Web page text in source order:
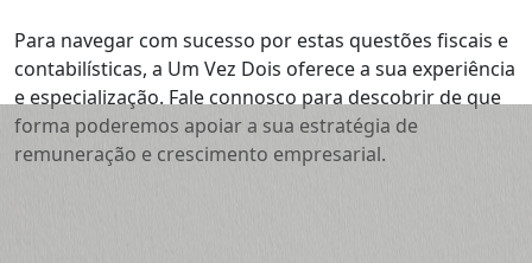
Para navegar com sucesso por estas questões fiscais e
contabilísticas, a Um Vez Dois oferece a sua experiência
e especialização. Fale connosco para descobrir de que
forma poderemos apoiar a sua estratégia de
remuneração e crescimento empresarial.